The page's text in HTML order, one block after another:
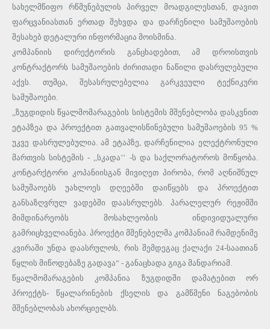
სახელმწიფო რწმუნებულის პირველ მოადგილესთან, დავით
ფარცვანიასთან ერთად შეხვდა და დარჩენილი სამუშაოების
შესახებ დეტალური ინფორმაცია მოისმინა.
კომპანიის დირექტორის განცხადებით, ამ დროისთვის
კონტრაქტორს სამუშაოების ძირითადი ნაწილი დასრულებული
აქვს. თუმცა, შესასრულებელია გარკვეული ტექნიკური
სამუშაოები.
,,ზუგდიდის წყალმომარაგების სისტემის მშენებლობა დასკვნით
ეტაპზეა და პროექტით გათვალისწინებული სამუშაოების 95 %
უკვე დასრულებულია. ამ ეტაპზე, დარჩენილია ელექტრონული
მართვის სისტემის - ,,სკადა’’ -ს და საქლორატოროს მოწყობა.
კონტარქტორი კოპანიისგან მივიღეთ პირობა, რომ აღნიშნულ
სამუშაოებს უახლოეს დღეებში დაიწყებს და პროექტით
განსაზღვრულ ვადებში დაასრულებს. პარალელურ რეჟიმში
მიმდინარეობს მოსახლეობის ინდივიდუალური
გამრიცხველიანება. პროექტი მშენებელმა კომპანიამ რამდენიმე
კვირაში უნდა დაასრულოს, რის შემდეგაც ქალაქი 24-საათიან
წყლის მიწოდებაზე გადავა“ - განაცხადა გიგა მანდარიამ.
წყალმომარაგების კომპანია ზუგდიდში დამატებით ორ
პროექტს- წყალარინების ქსელის და გამწმენი ნაგებობის
მშენებლობას ახორციელბს.